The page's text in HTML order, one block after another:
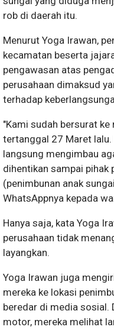
rob di daerah itu.
Menurut Yoga Irawan,
kecamatan beserta
pengawasan atas
perusahaan dimaksud
terhadap
"Kami sudah bersurat
tertanggal 27 Maret lalu.
langsung mengimbau
dihentikan sampai pihak
(penimbunan anak
WhatsAppnya kepada
Hanya saja, kata Yoga
perusahaan tidak
layangkan.
Yoga Irawan juga
mereka ke lokasi
beredar di media sosial.
motor, mereka melihat